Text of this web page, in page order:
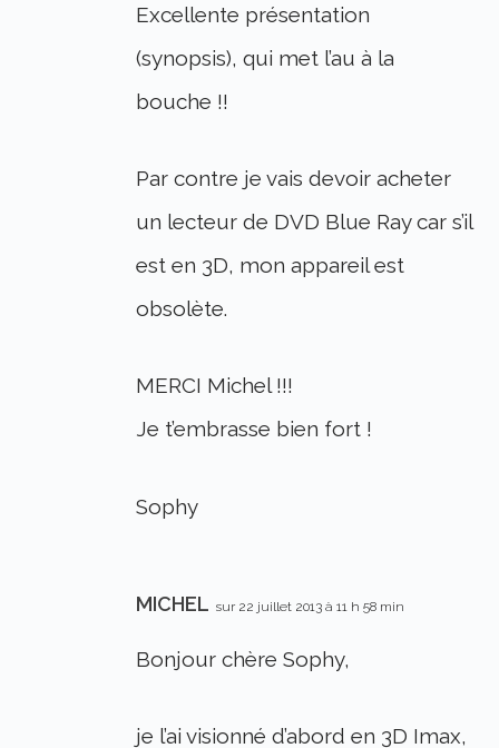
Excellente présentation
(synopsis), qui met l’au à la
bouche !!
Par contre je vais devoir acheter
un lecteur de DVD Blue Ray car s’il
est en 3D, mon appareil est
obsolète.
MERCI Michel !!!
Je t’embrasse bien fort !
Sophy
MICHEL sur 22 juillet 2013 à 11 h 58 min
Bonjour chère Sophy,
je l’ai visionné d’abord en 3D Imax,